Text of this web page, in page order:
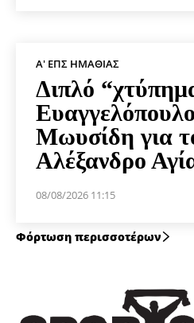
Α' ΕΠΣ ΗΜΑΘΊΑΣ
Διπλό
Μωυσίδη για
Αλέξανδρο
08/08/2026 11:15
Φόρτωση περισσοτέρων